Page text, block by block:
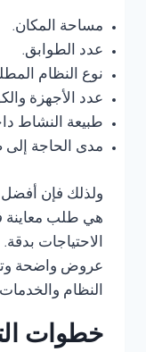
مساحة المكان.
عدد الطوابق.
نوع النظام
عدد الأجهزة
طبيعة النشاط
مدى الحاجة إلى
ولذلك فإن
هي طلب معاينة
الاحتياجات
عروض واضحة
النظام
خطوات